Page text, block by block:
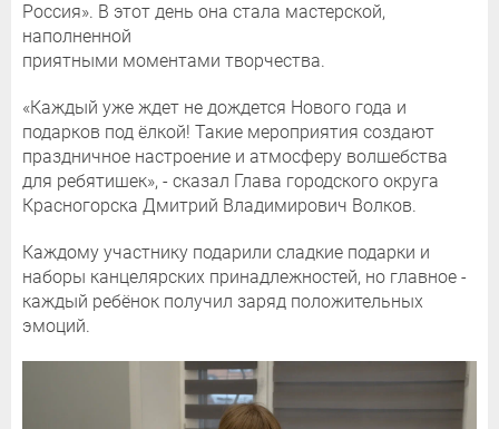
Россия». В этот день она стала мастерской,
наполненной
приятными моментами творчества.
«Каждый уже ждет не дождется Нового года и
подарков под ёлкой! Такие мероприятия создают
праздничное настроение и атмосферу волшебства
для ребятишек», - сказал Глава городского округа
Красногорска Дмитрий Владимирович Волков.
Каждому участнику подарили сладкие подарки и
наборы канцелярских принадлежностей, но главное -
каждый ребёнок получил заряд положительных
эмоций.